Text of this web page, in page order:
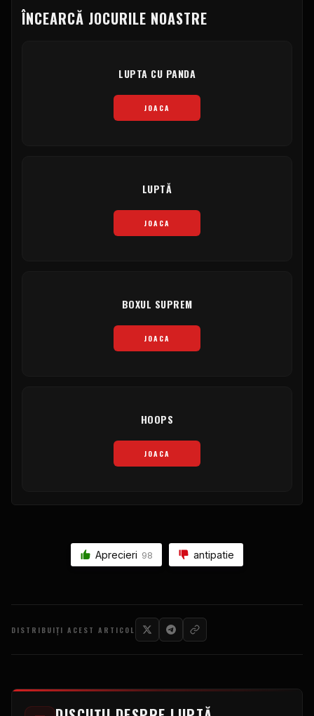
ÎNCEARCĂ JOCURILE NOASTRE
LUPTA CU PANDA
JOACA
LUPTĂ
JOACA
BOXUL SUPREM
JOACA
HOOPS
JOACA
Aprecieri 98 antipatie
DISTRIBUIȚI ACEST ARTICOL